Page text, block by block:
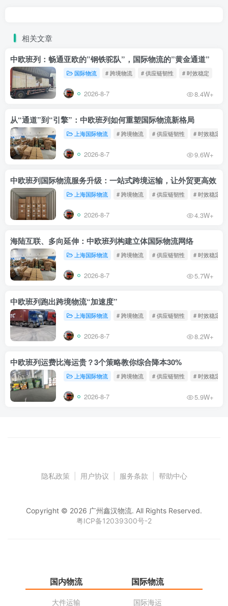
相关文章
中欧班列：畅通亚欧的”钢铁驼队”，国际物流的”黄金通道”
国际物流 # 跨境物流 # 供应链韧性 # 时效稳定
2026-8-7 8.4W+
从“通道”到“引擎”：中欧班列如何重塑国际物流新格局
上海国际物流 # 跨境物流 # 供应链韧性 # 时效稳定
2026-8-7 9.6W+
中欧班列国际物流服务升级：一站式跨境运输，让外贸更高效
上海国际物流 # 跨境物流 # 供应链韧性 # 时效稳定
2026-8-7 4.3W+
海陆互联、多向延伸：中欧班列构建立体国际物流网络
上海国际物流 # 跨境物流 # 供应链韧性 # 时效稳定
2026-8-7 5.7W+
中欧班列跑出跨境物流“加速度”
上海国际物流 # 跨境物流 # 供应链韧性 # 时效稳定
2026-8-7 8.2W+
中欧班列运费比海运贵？3个策略教你综合降本30%
上海国际物流 # 跨境物流 # 供应链韧性 # 时效稳定
2026-8-7 5.9W+
隐私政策 用户协议 服务条款 帮助中心
Copyright © 2026 广州鑫汉物流. All Rights Reserved.
粤ICP备12039300号-2
国内物流
大件运输
国际物流
国际海运